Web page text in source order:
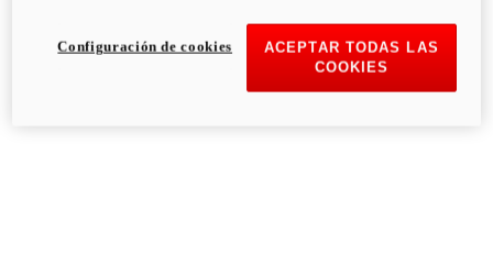
ACEPTAR TODAS LAS
COOKIES
Configuración de cookies